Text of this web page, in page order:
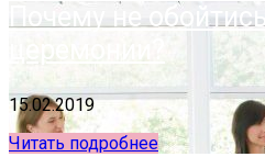
Почему не
церемонии?
15.02.2019
Читать подробнее